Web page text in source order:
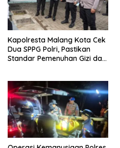
Kapolresta Malang Kota Cek
Dua SPPG Polri, Pastikan
Standar Pemenuhan Gizi dan